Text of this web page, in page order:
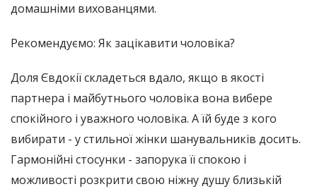
домашніми вихованцями.
Рекомендуємо: Як зацікавити чоловіка?
Доля Євдокії складеться вдало, якщо в якості
партнера і майбутнього чоловіка вона вибере
спокійного і уважного чоловіка. А їй буде з кого
вибирати - у стильної жінки шанувальників досить.
Гармонійні стосунки - запорука її спокою і
можливості розкрити свою ніжну душу близькій